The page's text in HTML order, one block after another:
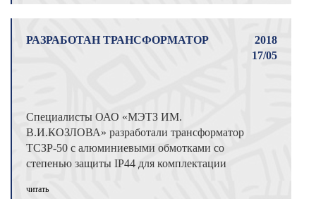
РАЗРАБОТАН ТРАНСФОРМАТОР
2018
17/05
Специалисты ОАО «МЭТЗ ИМ.
В.И.КОЗЛОВА» разработали трансформатор
ТСЗР-50 c алюминиевыми обмотками со
степенью защиты IP44 для комплектации
читать